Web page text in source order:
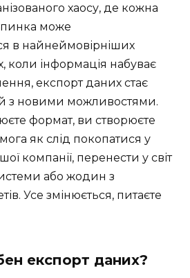
хаосу, де кожна
може
в найнеймовірніших
коли інформація набуває
експорт даних стає
з новими можливостями.
формат, ви створюєте
як слід покопатися у
компанії, перенести у світ
або жодин з
Усе змінюється, питаєте
експорт даних?